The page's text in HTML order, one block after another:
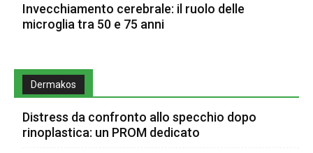
Invecchiamento cerebrale: il ruolo delle
microglia tra 50 e 75 anni
Dermakos
Distress da confronto allo specchio dopo
rinoplastica: un PROM dedicato